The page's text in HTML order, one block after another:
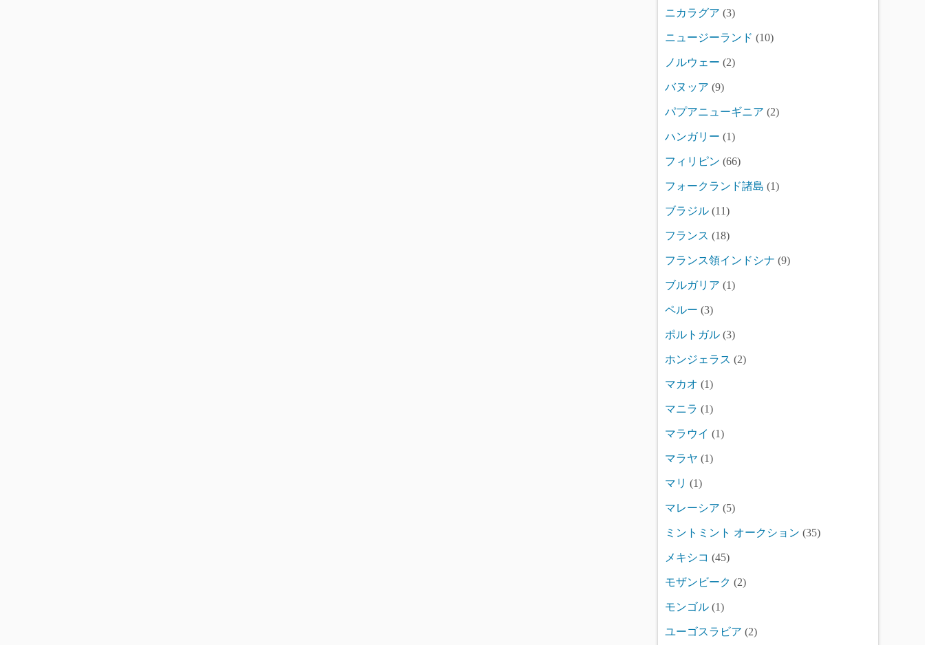
ニカラグア (3)
ニュージーランド (10)
ノルウェー (2)
バヌッア (9)
パプアニューギニア (2)
ハンガリー (1)
フィリピン (66)
フォークランド諸島 (1)
ブラジル (11)
フランス (18)
フランス領インドシナ (9)
ブルガリア (1)
ペルー (3)
ポルトガル (3)
ホンジェラス (2)
マカオ (1)
マニラ (1)
マラウイ (1)
マラヤ (1)
マリ (1)
マレーシア (5)
ミントミント オークション (35)
メキシコ (45)
モザンビーク (2)
モンゴル (1)
ユーゴスラビア (2)